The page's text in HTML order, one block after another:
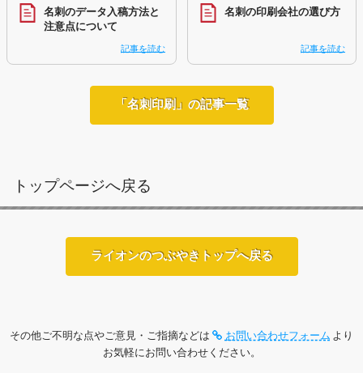
名刺のデータ入稿方法と
注意点について
記事を読む
名刺の印刷会社の選び方
記事を読む
「名刺印刷」の記事一覧
トップページへ戻る
ライオンのつぶやきトップへ戻る
その他ご不明な点やご意見・ご指摘などは お問い合わせフォーム より
お気軽にお問い合わせください。